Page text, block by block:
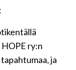
ry:n
ja